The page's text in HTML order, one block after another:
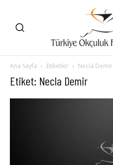
Ana Sayfa Etiketler Necla Demir
Etiket: Necla Demir